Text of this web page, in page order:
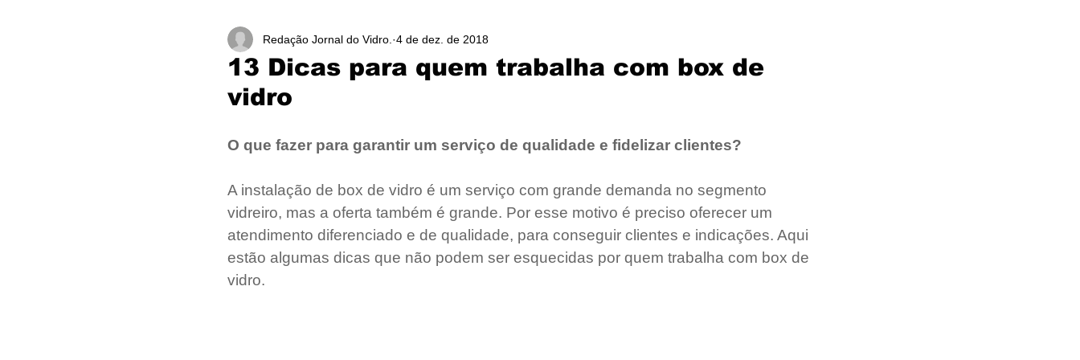
13 Dicas para quem trabalha com box de
vidro
Redação Jornal do Vidro. 4 de dez. de 2018
O que fazer para garantir um serviço de qualidade e fidelizar clientes?
A instalação de box de vidro é um serviço com grande demanda no segmento
vidreiro, mas a oferta também é grande. Por esse motivo é preciso oferecer um
atendimento diferenciado e de qualidade, para conseguir clientes e indicações. Aqui
estão algumas dicas que não podem ser esquecidas por quem trabalha com box de
vidro.